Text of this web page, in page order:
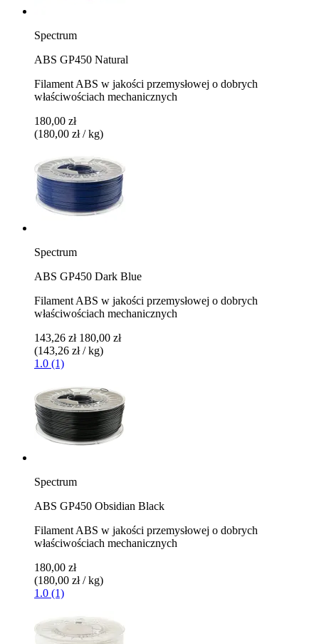
Spectrum
ABS GP450 Natural
Filament ABS w jakości przemysłowej o dobrych
właściwościach mechanicznych
180,00 zł
(180,00 zł / kg)
Spectrum
ABS GP450 Dark Blue
Filament ABS w jakości przemysłowej o dobrych
właściwościach mechanicznych
143,26 zł 180,00 zł
(143,26 zł / kg)
1.0 (1)
Spectrum
ABS GP450 Obsidian Black
Filament ABS w jakości przemysłowej o dobrych
właściwościach mechanicznych
180,00 zł
(180,00 zł / kg)
1.0 (1)